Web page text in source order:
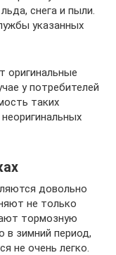
снега и пыли.
указанных
оригинальные
у потребителей
таких
довольно
не только
тормозную
в зимний период,
не очень легко.